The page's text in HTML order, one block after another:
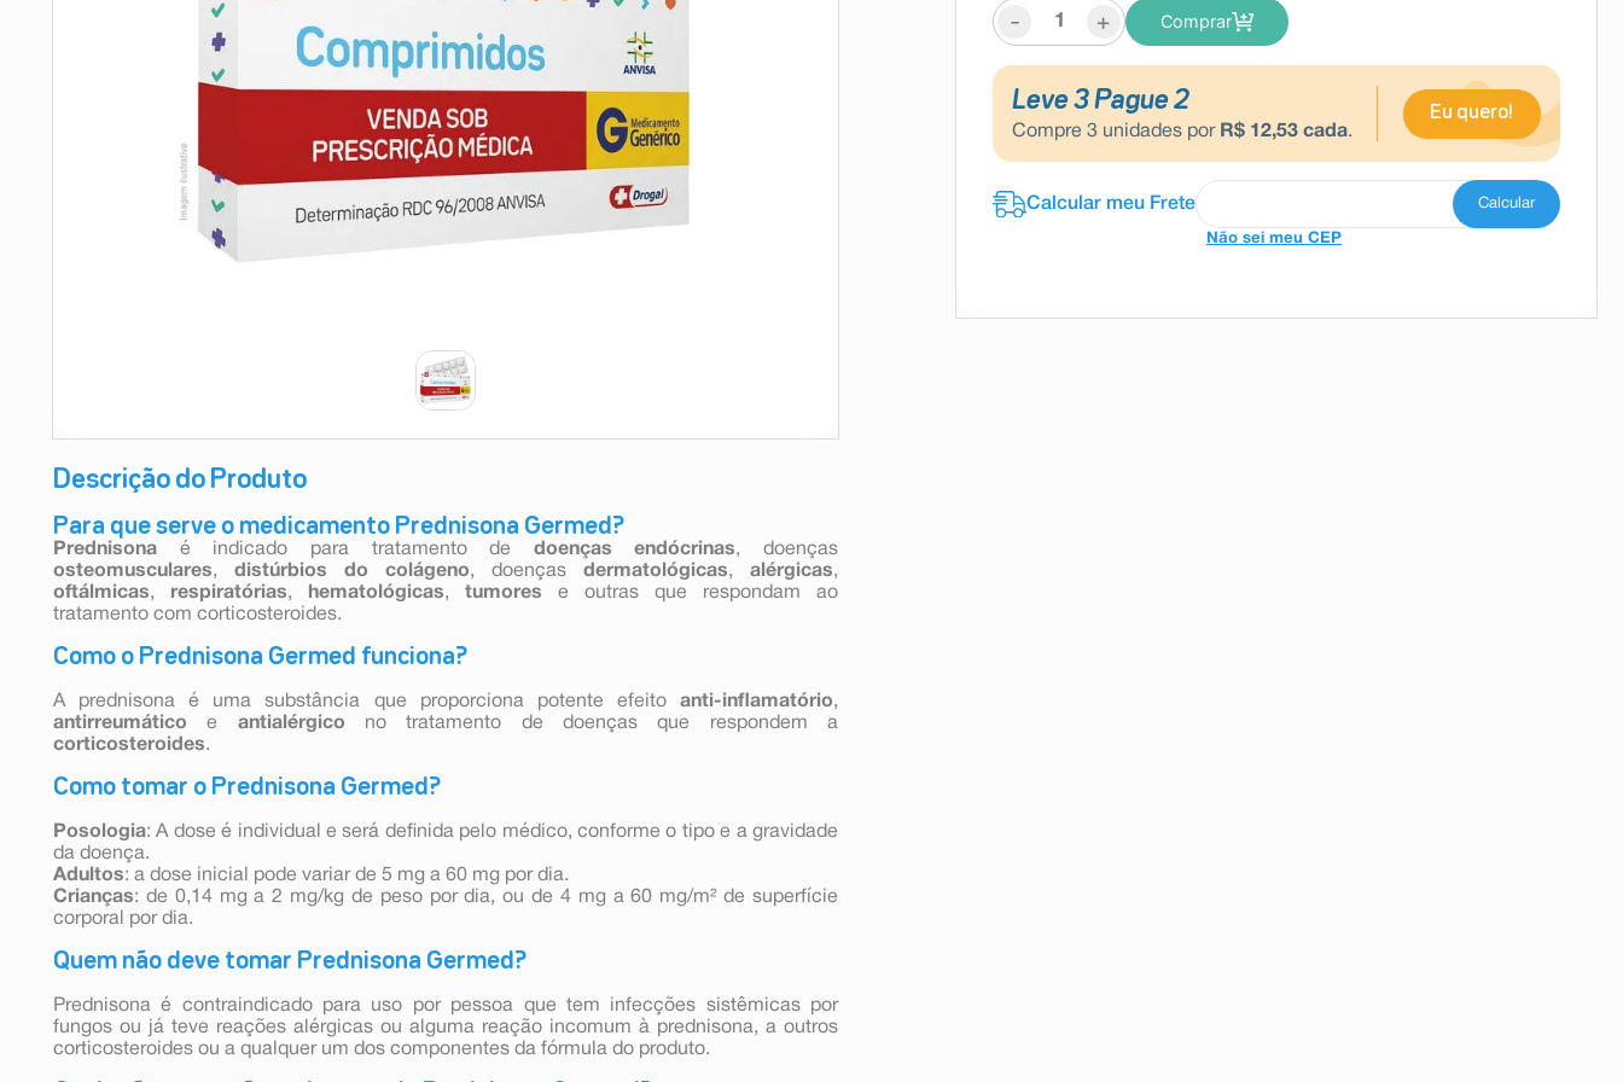
Descrição do Produto
Para que serve o medicamento Prednisona Germed?
Prednisona é indicado para tratamento de doenças endócrinas, doenças
osteomusculares, distúrbios do colágeno, doenças dermatológicas, alérgicas,
oftálmicas, respiratórias, hematológicas, tumores e outras que respondam ao
tratamento com corticosteroides.
Como o Prednisona Germed funciona?
A prednisona é uma substância que proporciona potente efeito anti-inflamatório,
antirreumático e antialérgico no tratamento de doenças que respondem a
corticosteroides.
Como tomar o Prednisona Germed?
Posologia: A dose é individual e será definida pelo médico, conforme o tipo e a gravidade
da doença.
Adultos: a dose inicial pode variar de 5 mg a 60 mg por dia.
Crianças: de 0,14 mg a 2 mg/kg de peso por dia, ou de 4 mg a 60 mg/m² de superfície
corporal por dia.
Quem não deve tomar Prednisona Germed?
Prednisona é contraindicado para uso por pessoa que tem infecções sistêmicas por
fungos ou já teve reações alérgicas ou alguma reação incomum à prednisona, a outros
corticosteroides ou a qualquer um dos componentes da fórmula do produto.
- + Comprar
Leve 3 Pague 2
Compre 3 unidades por R$ 12,53 cada.
Eu quero!
Não sei meu CEP
10ºabsorvente